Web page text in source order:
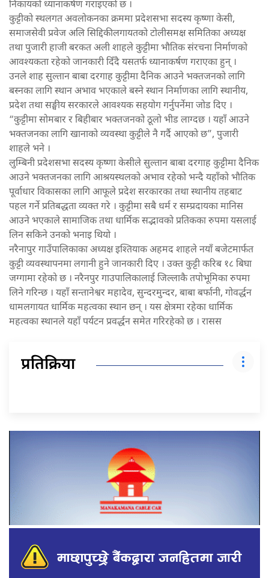
निकायको ध्यानाकर्षण गराइएको छ ।
कुट्टीको स्थलगत अवलोकनका क्रममा प्रदेशसभा सदस्य कृष्णा केसी,
समाजसेवी प्रवेज अलि सिद्दिकीलगायतको टोलीसमक्ष समितिका अध्यक्ष
तथा पुजारी हाजी बरकत अली शाहले कुट्टीमा भौतिक संरचना निर्माणको
आवश्यकता रहेको जानकारी दिँदै यसतर्फ ध्यानाकर्षण गराएका हुन् ।
उनले शाह सुल्तान बाबा दरगाह कुट्टीमा दैनिक आउने भक्तजनको लागि
बस्नका लागि स्थान अभाव भएकाले बस्ने स्थान निर्माणका लागि स्थानीय,
प्रदेश तथा सङ्घीय सरकारले आवश्यक सहयोग गर्नुपर्नेमा जोड दिए ।
“कुट्टीमा सोमबार र बिहीबार भक्तजनको ठूलो भीड लाग्दछ । यहाँ आउने
भक्तजनका लागि खानाको व्यवस्था कुट्टीले नै गर्दै आएको छ”, पुजारी
शाहले भने ।
लुम्बिनी प्रदेशसभा सदस्य कृष्णा केसीले सुल्तान बाबा दरगाह कुट्टीमा दैनिक
आउने भक्तजनका लागि आश्रयस्थलको अभाव रहेको भन्दै यहाँको भौतिक
पूर्वाधार विकासका लागि आफूले प्रदेश सरकारका तथा स्थानीय तहबाट
पहल गर्ने प्रतिबद्धता व्यक्त गरे । कुट्टीमा सबै धर्म र सम्प्रदायका मानिस
आउने भएकाले सामाजिक तथा धार्मिक सद्भावको प्रतिकका रुपमा यसलाई
लिन सकिने उनको भनाइ थियो ।
नरैनापुर गाउँपालिकाका अध्यक्ष इश्तियाक अहमद शाहले नयाँ बजेटमार्फत
कुट्टी व्यवस्थापनमा लगानी हुने जानकारी दिए । उक्त कुट्टी करिब १८ बिघा
जग्गामा रहेको छ । नरैनपुर गाउपालिकालाई जिल्लाकै तपोभूमिका रुपमा
लिने गरिन्छ । यहाँ सन्तानेश्वर महादेव, सुन्दरमुन्दर, बाबा बर्फानी, गोवर्द्धन
धामलगायत धार्मिक महत्वका स्थान छन् । यस क्षेत्रमा रहेका धार्मिक
महत्वका स्थानले यहाँ पर्यटन प्रवर्द्धन समेत गरिरहेको छ । रासस
प्रतिक्रिया